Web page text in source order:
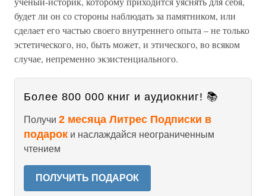
будет ли он со стороны наблюдать за памятником, или
сделает его частью своего внутреннего опыта – не только
эстетического, но, быть может, и этического, во всяком
случае, непременно экзистенциального.
Более 800 000 книг и аудиокниг! 📚
Получи 2 месяца Литрес Подписки в
подарок и наслаждайся неограниченным
чтением
ПОЛУЧИТЬ ПОДАРОК